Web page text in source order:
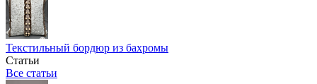
Текстильный бордюр из бахромы
Статьи
Все статьи